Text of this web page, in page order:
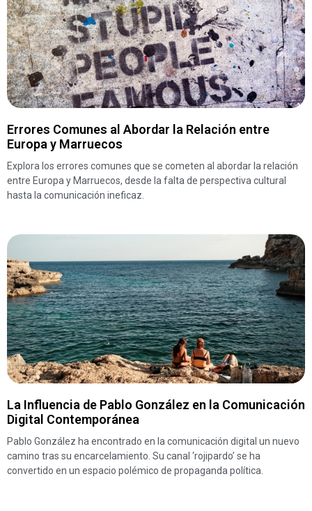
Errores Comunes al Abordar la Relación entre
Europa y Marruecos
Explora los errores comunes que se cometen al abordar la relación
entre Europa y Marruecos, desde la falta de perspectiva cultural
hasta la comunicación ineficaz.
La Influencia de Pablo González en la Comunicación
Digital Contemporánea
Pablo González ha encontrado en la comunicación digital un nuevo
camino tras su encarcelamiento. Su canal ‘rojipardo’ se ha
convertido en un espacio polémico de propaganda política.